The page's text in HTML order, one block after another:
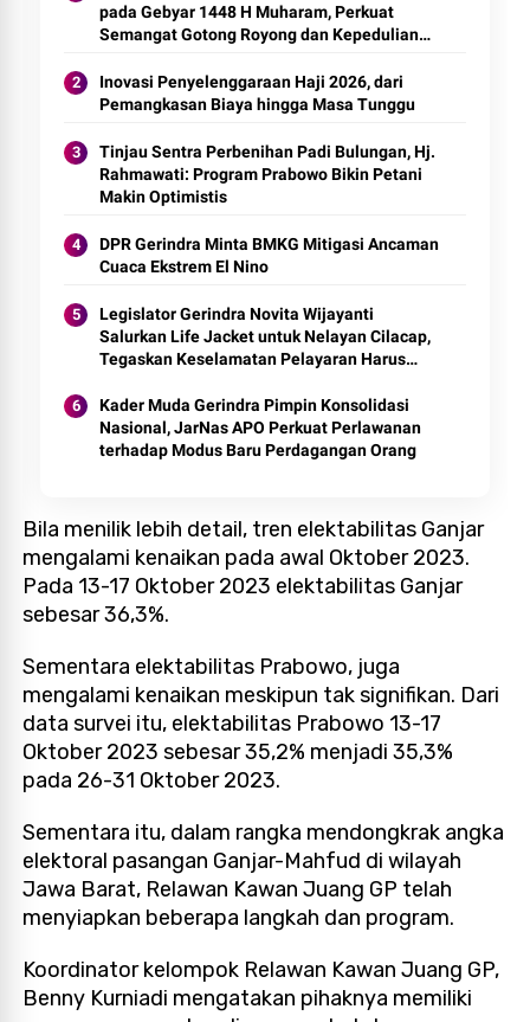
pada Gebyar 1448 H Muharam, Perkuat
Semangat Gotong Royong dan Kepedulian
Inovasi Penyelenggaraan Haji 2026, dari
Pemangkasan Biaya hingga Masa Tunggu
Tinjau Sentra Perbenihan Padi Bulungan, Hj.
Rahmawati: Program Prabowo Bikin Petani
Makin Optimistis
DPR Gerindra Minta BMKG Mitigasi Ancaman
Cuaca Ekstrem El Nino
Legislator Gerindra Novita Wijayanti
Salurkan Life Jacket untuk Nelayan Cilacap,
Tegaskan Keselamatan Pelayaran Harus
Kader Muda Gerindra Pimpin Konsolidasi
Nasional, JarNas APO Perkuat Perlawanan
terhadap Modus Baru Perdagangan Orang
Bila menilik lebih detail, tren elektabilitas Ganjar
mengalami kenaikan pada awal Oktober 2023.
Pada 13-17 Oktober 2023 elektabilitas Ganjar
sebesar 36,3%.
Sementara elektabilitas Prabowo, juga
mengalami kenaikan meskipun tak signifikan. Dari
data survei itu, elektabilitas Prabowo 13-17
Oktober 2023 sebesar 35,2% menjadi 35,3%
pada 26-31 Oktober 2023.
Sementara itu, dalam rangka mendongkrak angka
elektoral pasangan Ganjar-Mahfud di wilayah
Jawa Barat, Relawan Kawan Juang GP telah
menyiapkan beberapa langkah dan program.
Koordinator kelompok Relawan Kawan Juang GP,
Benny Kurniadi mengatakan pihaknya memiliki